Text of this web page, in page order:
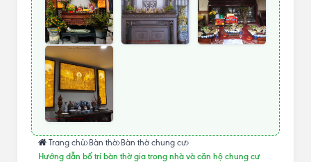
Trang chủ Bàn thờ Bàn thờ chung cư
Hướng dẫn bố trí bàn thờ gia trong nhà và căn hộ chung cư